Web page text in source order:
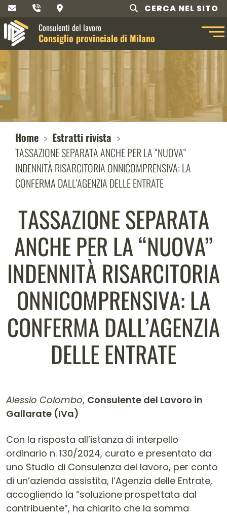
CERCA NEL SITO
Consulenti del lavoro
Consiglio provinciale di Milano
Home
Estratti rivista
TASSAZIONE SEPARATA ANCHE PER LA “NUOVA”
INDENNITÀ RISARCITORIA ONNICOMPRENSIVA: LA
CONFERMA DALL’AGENZIA DELLE ENTRATE
TASSAZIONE SEPARATA
ANCHE PER LA “NUOVA”
INDENNITÀ RISARCITORIA
ONNICOMPRENSIVA: LA
CONFERMA DALL’AGENZIA
DELLE ENTRATE
Alessio Colombo, Consulente del Lavoro in
Gallarate (IVa)
Contenuto dell'articolo
Con la risposta all’istanza di interpello
ordinario n. 130/2024, curato e presentato da
uno Studio di Consulenza del lavoro, per conto
di un’azienda assistita, l’Agenzia delle Entrate,
accogliendo la “soluzione prospettata dal
contribuente”, ha chiarito che la somma